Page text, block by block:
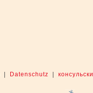
Datenschutz